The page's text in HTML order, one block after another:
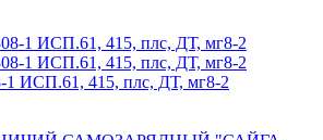
ИСП.61, 415, плс, ДТ, мг8-2